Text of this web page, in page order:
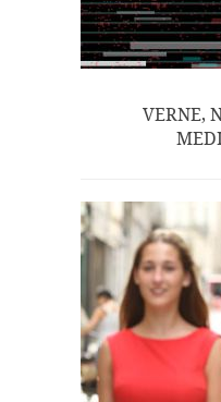
VERNE,